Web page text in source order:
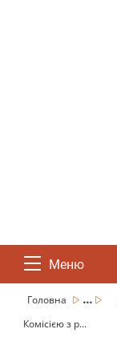
Меню
Головна ...
Комісією з р...